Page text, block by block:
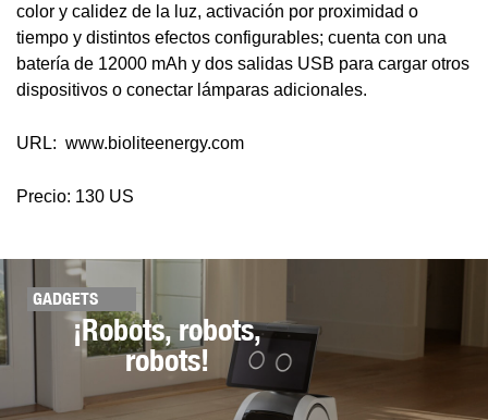
color y calidez de la luz, activación por proximidad o
tiempo y distintos efectos configurables; cuenta con una
batería de 12000 mAh y dos salidas USB para cargar otros
dispositivos o conectar lámparas adicionales.
URL: www.bioliteenergy.com
Precio: 130 US
GADGETS
¡Robots, robots,
robots!